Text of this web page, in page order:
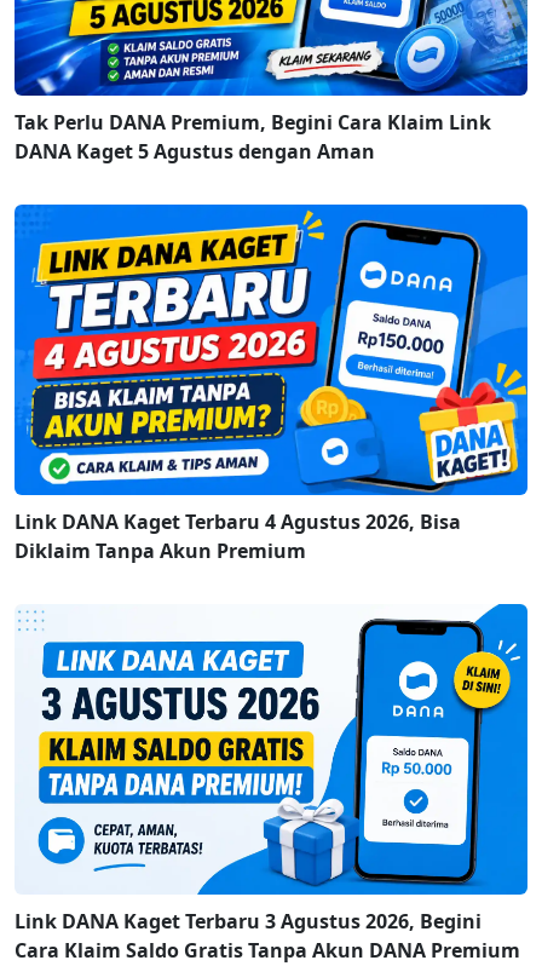
Tak Perlu DANA Premium, Begini Cara Klaim Link
DANA Kaget 5 Agustus dengan Aman
Link DANA Kaget Terbaru 4 Agustus 2026, Bisa
Diklaim Tanpa Akun Premium
Link DANA Kaget Terbaru 3 Agustus 2026, Begini
Cara Klaim Saldo Gratis Tanpa Akun DANA Premium